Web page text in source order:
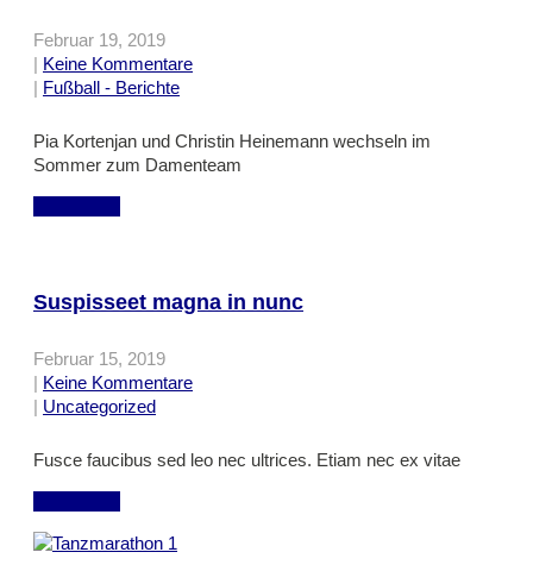
Februar 19, 2019
| Keine Kommentare
| Fußball - Berichte
Pia Kortenjan und Christin Heinemann wechseln im
Sommer zum Damenteam
Suspisseet magna in nunc
Februar 15, 2019
| Keine Kommentare
| Uncategorized
Fusce faucibus sed leo nec ultrices. Etiam nec ex vitae